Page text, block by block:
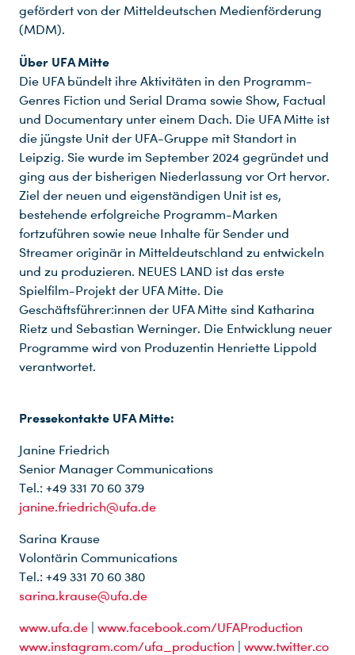
gefördert von der Mitteldeutschen Medienförderung
(MDM).
Über UFA Mitte
Die UFA bündelt ihre Aktivitäten in den Programm-
Genres Fiction und Serial Drama sowie Show, Factual
und Documentary unter einem Dach. Die UFA Mitte ist
die jüngste Unit der UFA-Gruppe mit Standort in
Leipzig. Sie wurde im September 2024 gegründet und
ging aus der bisherigen Niederlassung vor Ort hervor.
Ziel der neuen und eigenständigen Unit ist es,
bestehende erfolgreiche Programm-Marken
fortzuführen sowie neue Inhalte für Sender und
Streamer originär in Mitteldeutschland zu entwickeln
und zu produzieren. NEUES LAND ist das erste
Spielfilm-Projekt der UFA Mitte. Die
Geschäftsführer:innen der UFA Mitte sind Katharina
Rietz und Sebastian Werninger. Die Entwicklung neuer
Programme wird von Produzentin Henriette Lippold
verantwortet.
Pressekontakte UFA Mitte:
Janine Friedrich
Senior Manager Communications
Tel.: +49 331 70 60 379
janine.friedrich@ufa.de
Sarina Krause
Volontärin Communications
Tel.: +49 331 70 60 380
sarina.krause@ufa.de
www.ufa.de
www.facebook.com/UFAProduction
www.instagram.com/ufa_production
www.twitter.co